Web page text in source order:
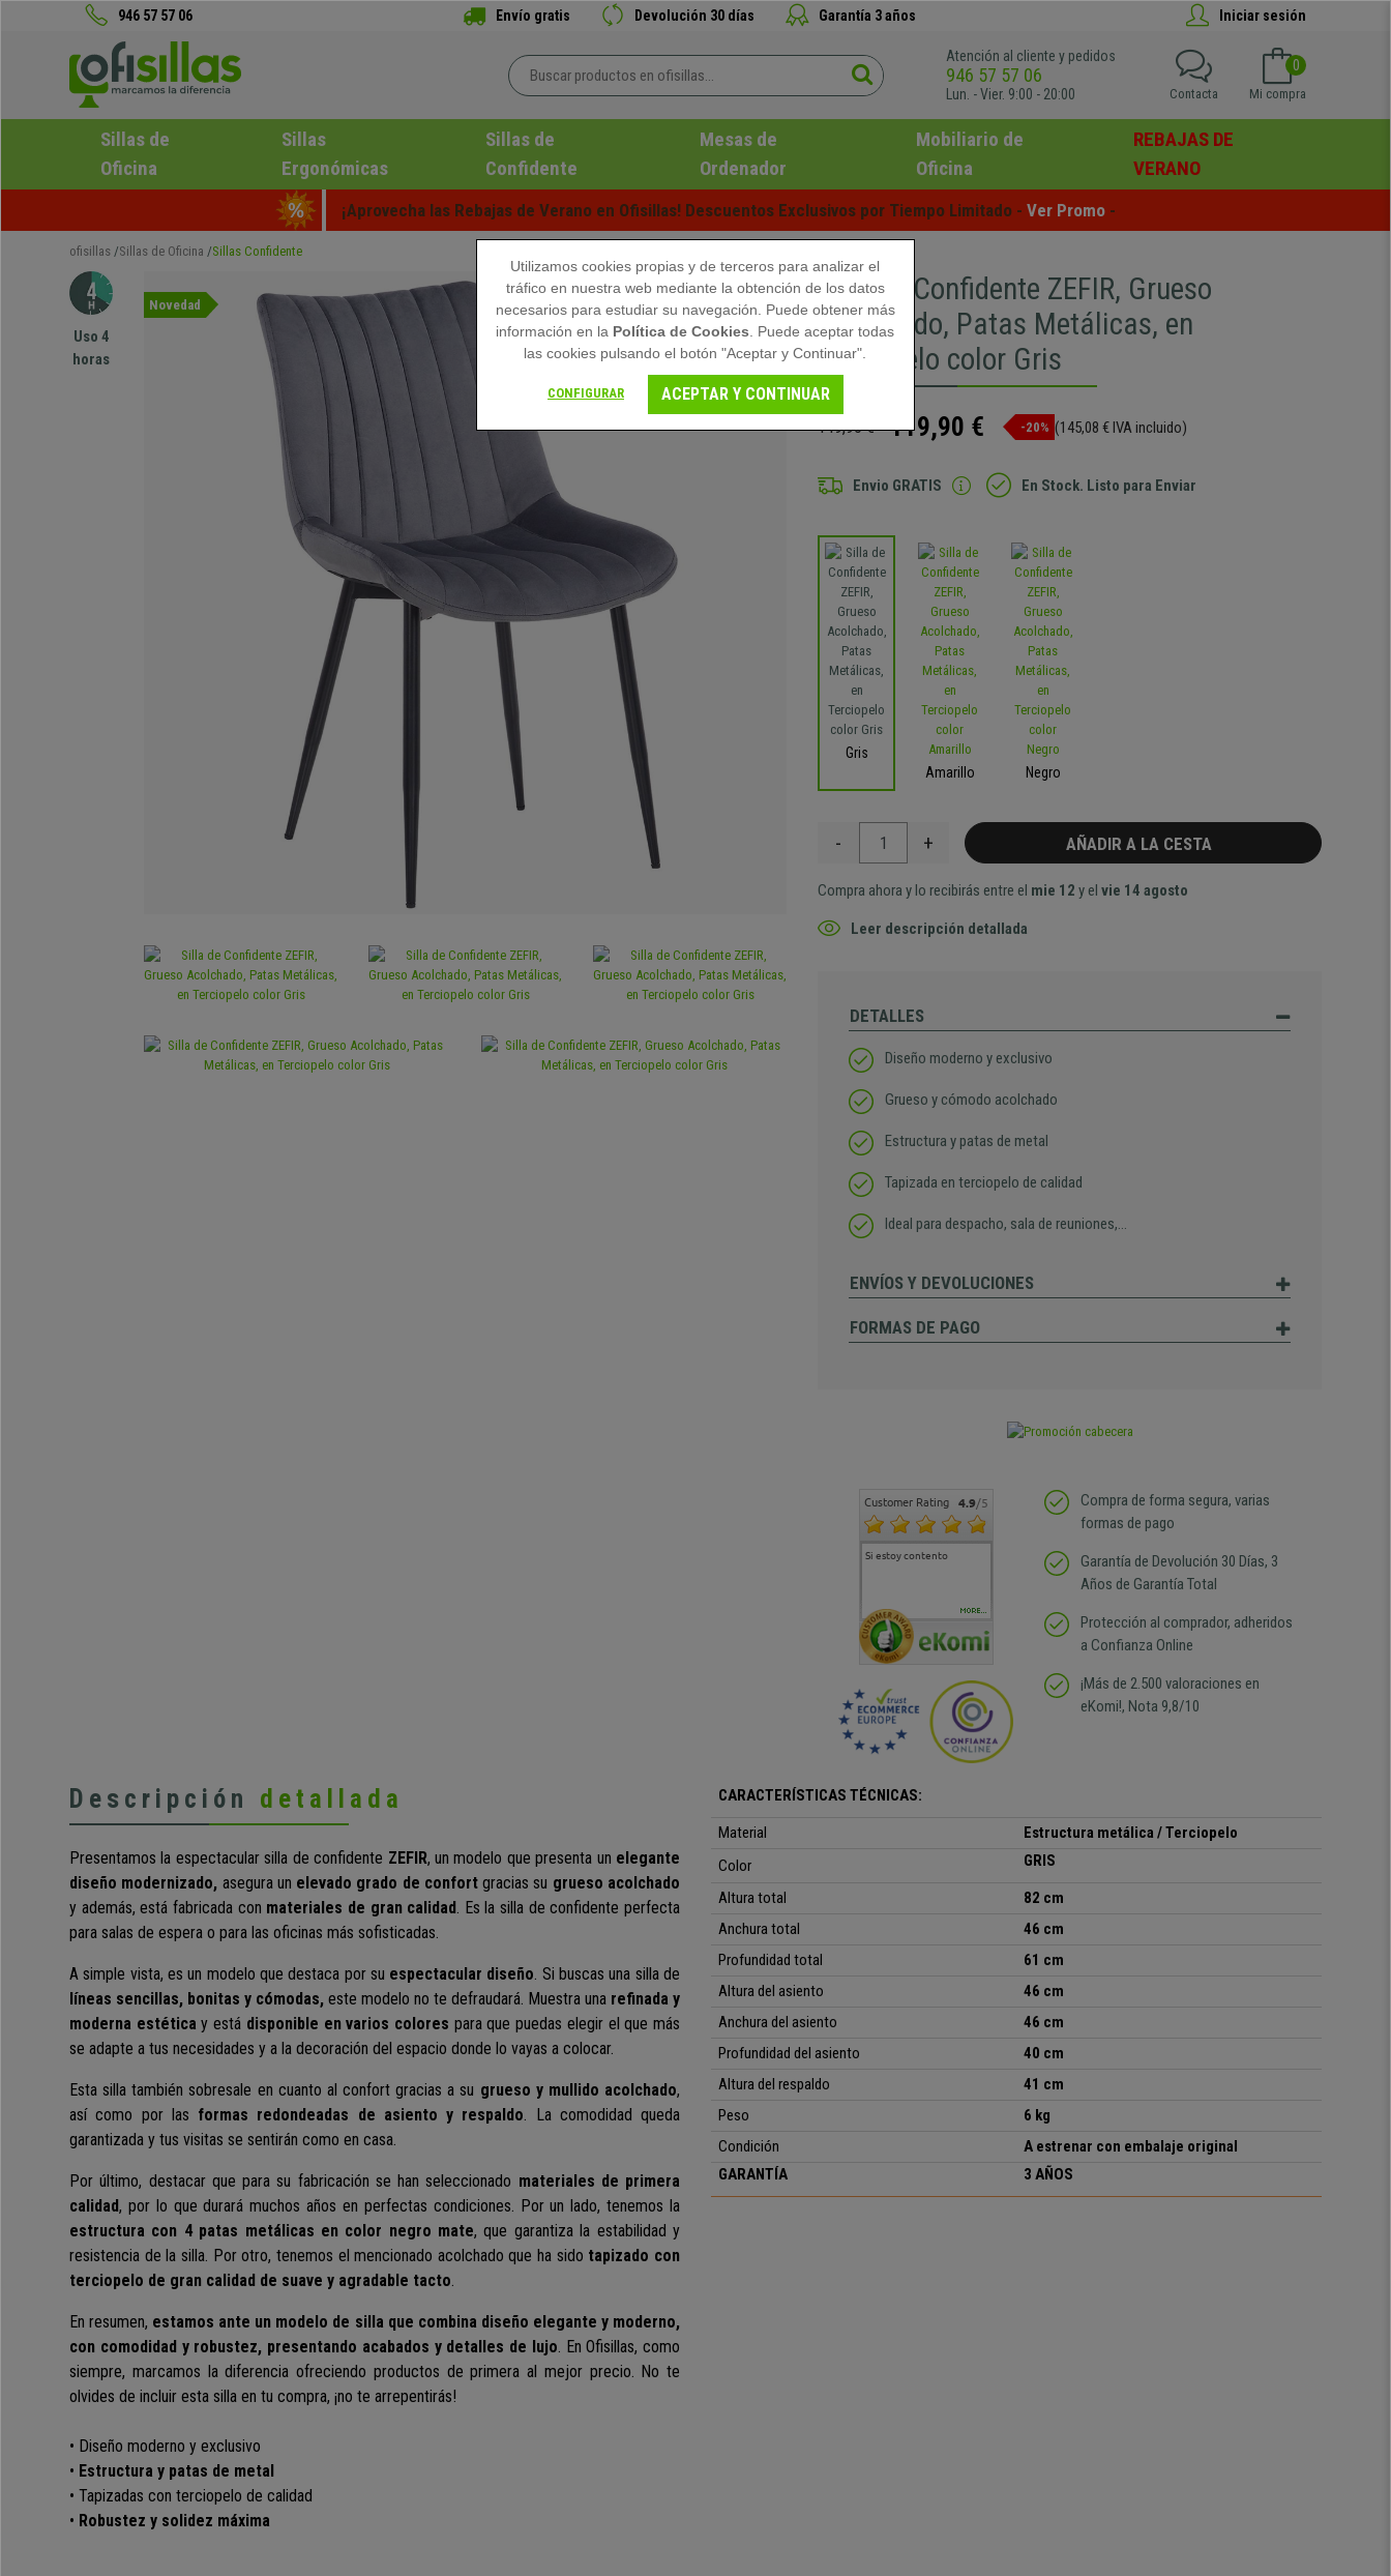
946 57 57 06 Envío gratis Devolución 30 días Garantía 3 años Iniciar sesión
Atención al cliente y pedidos
946 57 57 06
Lun. - Vier. 9:00 - 20:00
0
Mi compra
Contacta
Sillas de
Oficina
Sillas
Ergonómicas
Sillas de
Confidente
Mesas de
Ordenador
Mobiliario de
Oficina
REBAJAS DE
VERANO
¡Aprovecha las Rebajas de Verano en Ofisillas! Descuentos Exclusivos por Tiempo Limitado - Ver Promo -
ofisillas Sillas de Oficina Sillas Confidente
Uso 4
horas
Novedad
Silla de Confidente ZEFIR, Grueso
Acolchado, Patas Metálicas, en
Terciopelo color Gris
149,90 € 119,90 € -20% (145,08 € IVA incluido)
Envio GRATIS En Stock. Listo para Enviar
Gris
Amarillo
Negro
- + AÑADIR A LA CESTA
Compra ahora y lo recibirás entre el mie 12 y elvie 14 agosto
Leer descripción detallada
DETALLES
Diseño moderno y exclusivo
Grueso y cómodo acolchado
Estructura y patas de metal
Tapizada en terciopelo de calidad
Ideal para despacho, sala de reuniones,…
ENVÍOS Y DEVOLUCIONES
FORMAS DE PAGO
Customer Rating 4.9/5
Si estoy contento
Excelente relacion
calidad precio Plazo de
Todo fenomenal , la
atención al cliente de 10,
sin duda volvería a
Muy contento rapidez en
la entrega y calidad en el
MORE...
Compra de forma segura, varias
formas de pago
Garantía de Devolución 30 Días, 3
Años de Garantía Total
Protección al comprador, adheridos
a Confianza Online
¡Más de 2.500 valoraciones en
eKomi!, Nota 9,8/10
Descripción detallada
Presentamos la espectacular silla de confidente ZEFIR, un modelo quepresenta un elegante
diseño modernizado, asegura un elevado grado de confortgracias su grueso acolchado
y además, está fabricada con materiales de gran calidad . Es la silla de confidente perfecta
para salas de espera o para las oficinas más sofisticadas.
A simple vista, es un modelo que destaca por su espectacular diseño. Si buscas una silla de
líneas sencillas, bonitas y cómodas, este modelo no te defraudará. Muestra una refinada y
moderna estética y está disponible envarios colores para que puedas elegir el que más
se adapte a tus necesidades y a la decoración del espacio donde lo vayas a colocar.
Esta silla también sobresale en cuanto al confort gracias a su grueso y mullido acolchado,
así como por las formas redondeadas de asiento y respaldo. La comodidad queda
garantizada y tus visitas se sentirán como en casa.
Por último, destacar que para su fabricación se han seleccionado materiales de primera
calidad, por lo que durará muchos años en perfectas condiciones. Por un lado, tenemos la
estructura con 4 patas metálicas en color negro mate, que garantiza la estabilidad y
resistencia de la silla. Por otro, tenemos el mencionado acolchado que ha sido tapizado con
terciopelo de gran calidad de suave y agradable tacto.
En resumen, estamos ante un modelo de silla que combina diseño elegante y moderno,
con comodidad y robustez, presentando acabados y detalles de lujo. En Ofisillas, como
siempre, marcamos la diferencia ofreciendo productos de primera al mejor precio. No te
olvides de incluir esta silla en tu compra, ¡no te arrepentirás!
• Diseño moderno y exclusivo
• Estructura y patas de metal
• Tapizadas con terciopelo de calidad
• Robustez y solidez máxima
CARACTERÍSTICAS TÉCNICAS:
Material
Estructura metálica / Terciopelo
Color
GRIS
Altura total
82 cm
Anchura total
46 cm
Profundidad total
61 cm
Altura del asiento
46 cm
Anchura del asiento
46 cm
Profundidad del asiento
40 cm
Altura del respaldo
41 cm
Peso
6 kg
Condición
A estrenar con embalaje original
GARANTÍA
3 AÑOS
Utilizamos cookies propias y de terceros para analizar el
tráfico en nuestra web mediante la obtención de los datos
necesarios para estudiar su navegación. Puede obtener más
información en la Política de Cookies . Puede aceptar todas
las cookies pulsando el botón "Aceptar y Continuar".
CONFIGURAR ACEPTAR Y CONTINUAR